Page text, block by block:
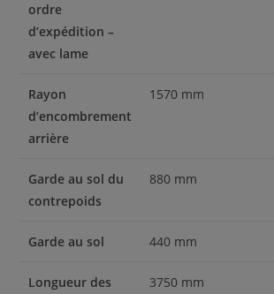
ordre
d’expédition –
avec lame
Rayon
d’encombrement
arrière
1570 mm
Garde au sol du
contrepoids
880 mm
Garde au sol 440 mm
Longueur des
3750 mm